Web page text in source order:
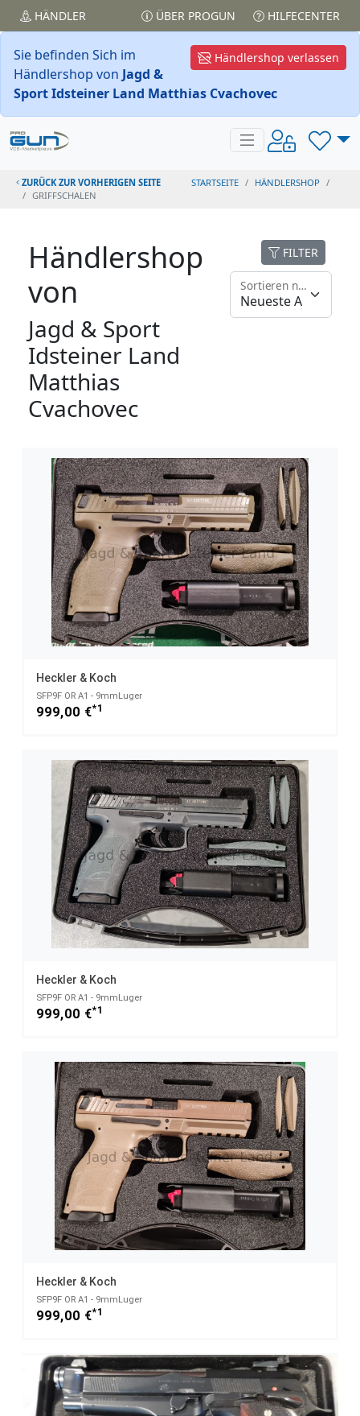
HÄNDLER ÜBER PROGUN HILFECENTER
Händlershop verlassen
Sie befinden Sich im
Händlershop von Jagd &
Sport Idsteiner Land Matthias Cvachovec
ZURÜCK ZUR VORHERIGEN SEITE STARTSEITE
HÄNDLERSHOP
GRIFFSCHALEN
Händlershop
von
Jagd & Sport
Idsteiner Land
Matthias
Cvachovec
FILTER
Sortieren nach
Heckler & Koch
SFP9F OR A1 - 9mmLuger
999,00 €*1
Heckler & Koch
SFP9F OR A1 - 9mmLuger
999,00 €*1
Heckler & Koch
SFP9F OR A1 - 9mmLuger
999,00 €*1